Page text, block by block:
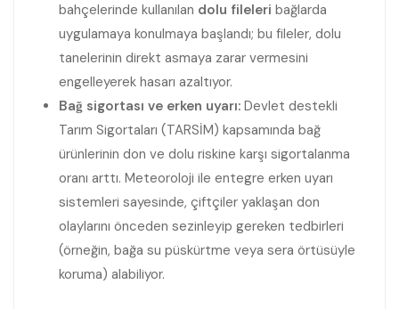
bahçelerinde kullanılan dolu fileleri bağlarda
uygulamaya konulmaya başlandı; bu fileler, dolu
tanelerinin direkt asmaya zarar vermesini
engelleyerek hasarı azaltıyor.
Bağ sigortası ve erken uyarı: Devlet destekli
Tarım Sigortaları (TARSİM) kapsamında bağ
ürünlerinin don ve dolu riskine karşı sigortalanma
oranı arttı. Meteoroloji ile entegre erken uyarı
sistemleri sayesinde, çiftçiler yaklaşan don
olaylarını önceden sezinleyip gereken tedbirleri
(örneğin, bağa su püskürtme veya sera örtüsüyle
koruma) alabiliyor.